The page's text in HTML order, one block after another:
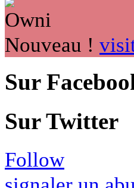
Nouveau !
Sur
Sur Twitter
Follow